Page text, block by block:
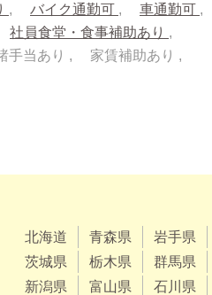
バイク通勤可
車通勤可
社員食堂・食事補助あり
手当あり
家賃補助あり
北海道 青森県
岩手県
茨城県
栃木県
群馬県
新潟県
富山県
石川県